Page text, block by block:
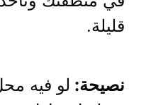
قليلة.
نصيحة: لو فيه